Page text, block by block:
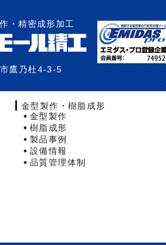
・精密成形加工
鷹乃杜4-3-5
金型製作・樹脂成形
金型製作
樹脂成形
製品事例
設備情報
品質管理体制